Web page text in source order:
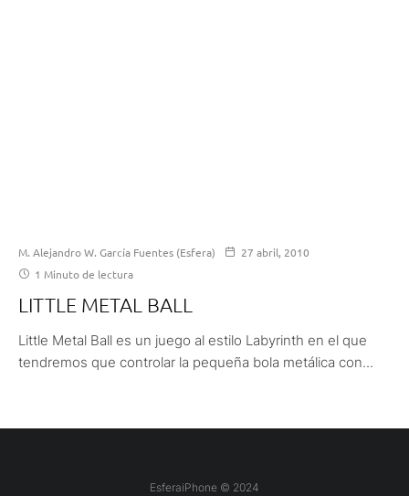
M. Alejandro W. García Fuentes (Esfera)
27 abril, 2010
1 Minuto de lectura
LITTLE METAL BALL
Little Metal Ball es un juego al estilo Labyrinth en el que
tendremos que controlar la pequeña bola metálica con...
EsferaiPhone © 2024